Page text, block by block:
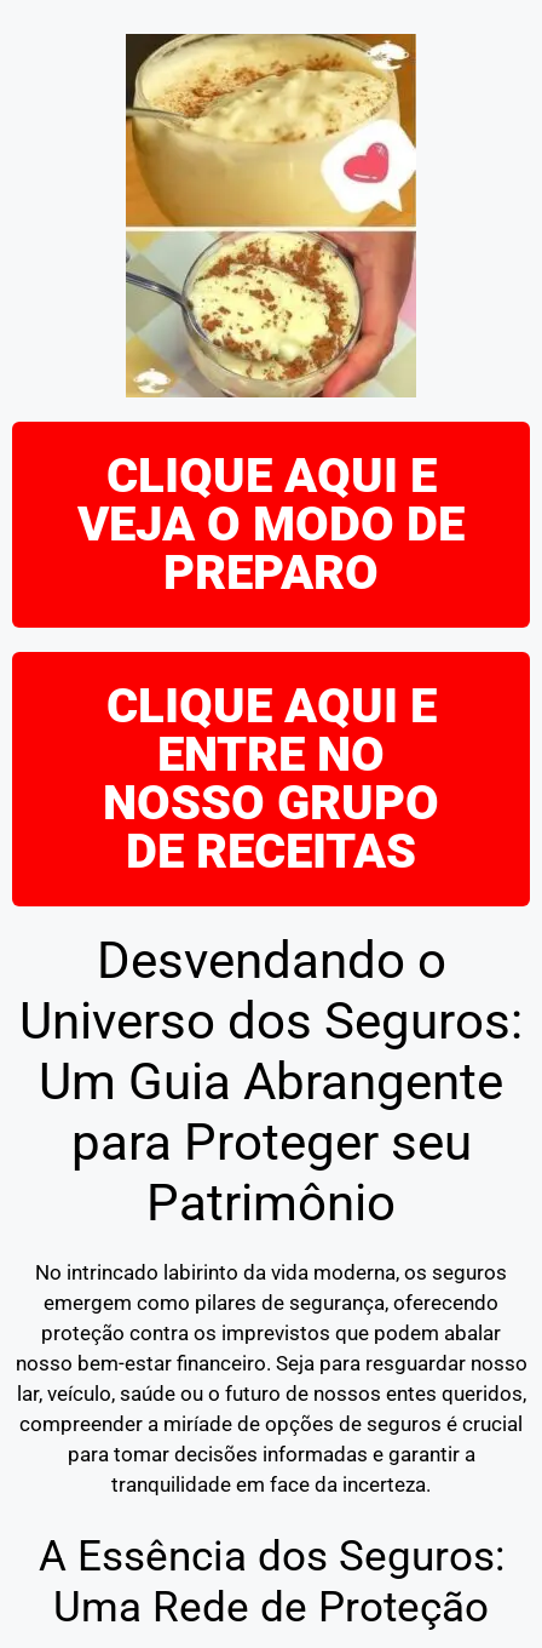
CLIQUE AQUI E
VEJA O MODO DE
PREPARO
CLIQUE AQUI E
ENTRE NO
NOSSO GRUPO
DE RECEITAS
Desvendando o
Universo dos Seguros:
Um Guia Abrangente
para Proteger seu
Patrimônio
No intrincado labirinto da vida moderna, os seguros
emergem como pilares de segurança, oferecendo
proteção contra os imprevistos que podem abalar
nosso bem-estar financeiro. Seja para resguardar nosso
lar, veículo, saúde ou o futuro de nossos entes queridos,
compreender a miríade de opções de seguros é crucial
para tomar decisões informadas e garantir a
tranquilidade em face da incerteza.
A Essência dos Seguros:
Uma Rede de Proteção